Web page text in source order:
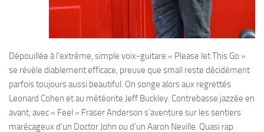
Dépouillée à l’extrême, simple voix-guitare « Please let This Go »
se révèle diablement efficace, preuve que small reste décidément
parfois toujours aussi beautiful. On songe alors aux regrettés
Leonard Cohen et au météorite Jeff Buckley. Contrebasse jazzée en
avant, avec « Feel » Fraser Anderson s’aventure sur les sentiers
marécageux d’un Doctor John ou d’un Aaron Neville. Quasi rap